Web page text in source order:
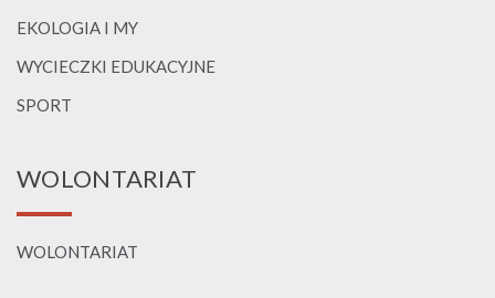
EKOLOGIA I MY
WYCIECZKI EDUKACYJNE
SPORT
WOLONTARIAT
WOLONTARIAT